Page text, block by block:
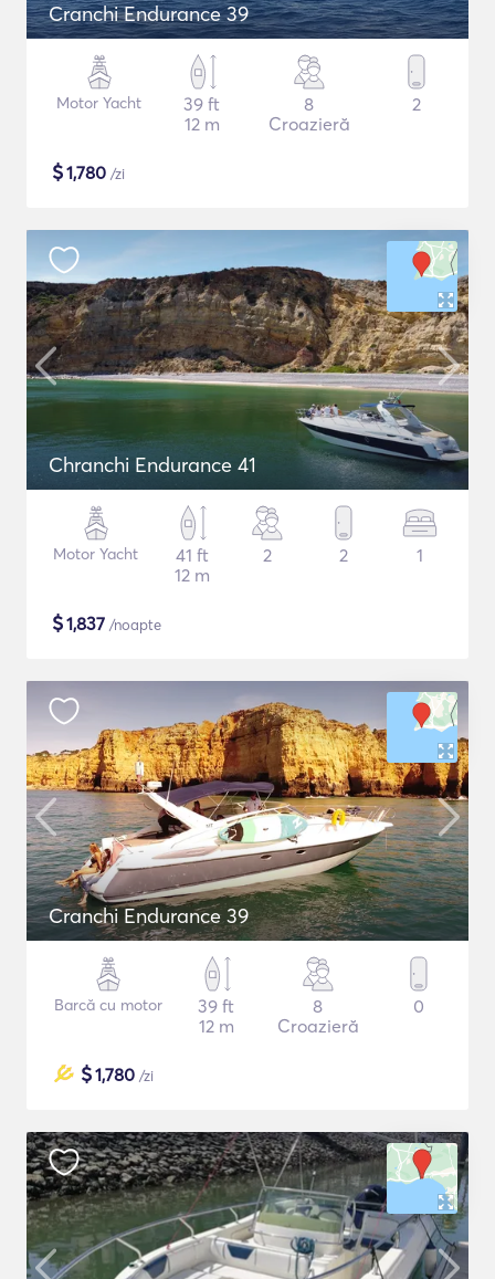
Cranchi Endurance 39
Motor Yacht
39 ft
12 m
8
Croazieră
2
$1,780 /zi
Chranchi Endurance 41
Motor Yacht
41 ft
12 m
2 2 1
$1,837 /noapte
Cranchi Endurance 39
Barcă cu motor
39 ft
12 m
8
Croazieră
0
$1,780 /zi